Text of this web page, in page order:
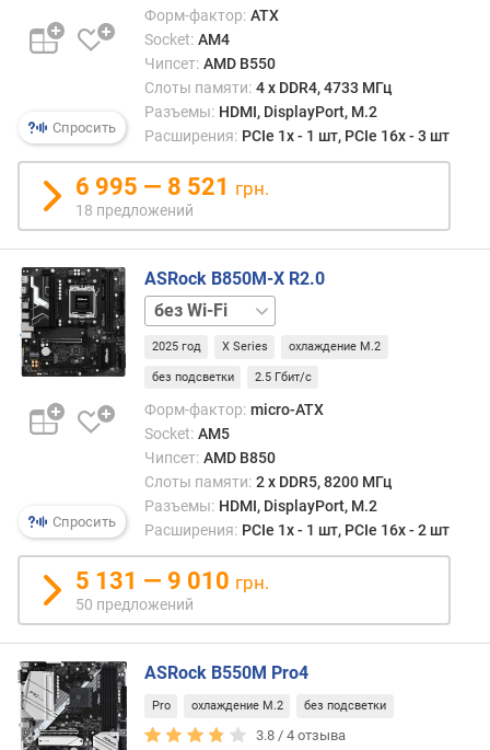
н
т
ф
е
й
с
а
M
2
U
.
2
а
з
(
ш
т
)
E
S
A
T
A
Спросить
Форм-фактор: ATX
Socket: AM4
Чипсет: AMD B550
Слоты памяти: 4 х DDR4, 4733 МГц
Разъемы: HDMI, DisplayPort, M.2
Расширения: PCIe 1x - 1 шт, PCIe 16x - 3 шт
6 995 — 8 521 грн.
18 предложений
Спросить
ASRock B850M-X R2.0
Wi-
Fi2025 год X Series охлаждение M.2
без подсветки 2.5 Гбит/с
Форм-фактор: micro-ATX
Socket: AM5
Чипсет: AMD B850
Слоты памяти: 2 х DDR5, 8200 МГц
Разъемы: HDMI, DisplayPort, M.2
Расширения: PCIe 1x - 1 шт, PCIe 16x - 2 шт
5 131 — 9 010 грн.
50 предложений
ASRock B550M Pro4
Pro охлаждение M.2 без подсветки
3.8 /4 отзыва